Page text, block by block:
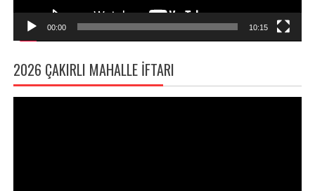
00:00 10:15
2026 ÇAKIRLI MAHALLE İFTARI